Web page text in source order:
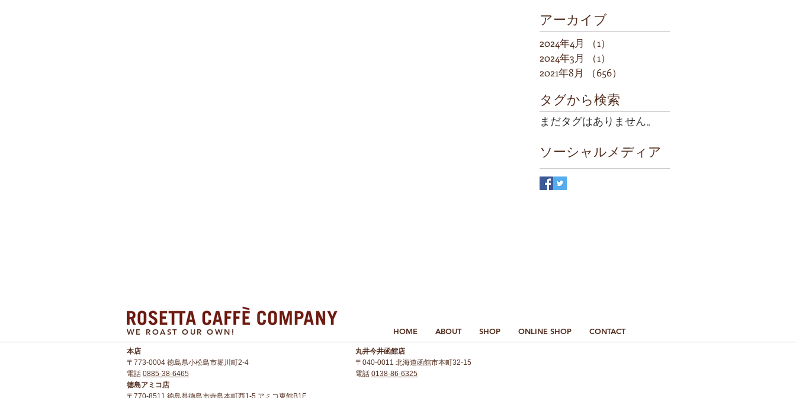
アーカイブ
2024年4月 （1）
2024年3月
（1）
2021年8月
（656）
タグから検索
まだタグはありません。
ソーシャルメディア
WE ROAST OUR OWN! HOME ABOUT SHOP ONLINE SHOP CONTACT
本店​
〒773-0004 徳島県小松島市堀川町2-4
電話 0885-38-6465
徳島アミコ店
〒770-8511 徳島県徳島市寺島本町西1-5 アミコ東館B1F
丸井今井函館店
〒040-0011 北海道函館市本町32-15
電話 0138-86-6325